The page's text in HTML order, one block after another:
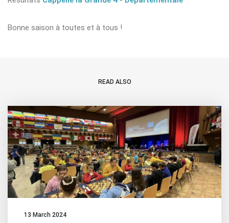
Bonne saison à toutes et à tous !
READ ALSO
13 March 2024